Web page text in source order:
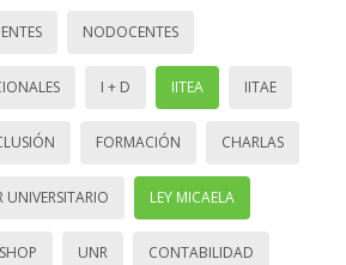
NODOCENTES
I + D IITEA IITAE
FORMACIÓN CHARLAS
UNIVERSITARIO LEY MICAELA
UNR CONTABILIDAD